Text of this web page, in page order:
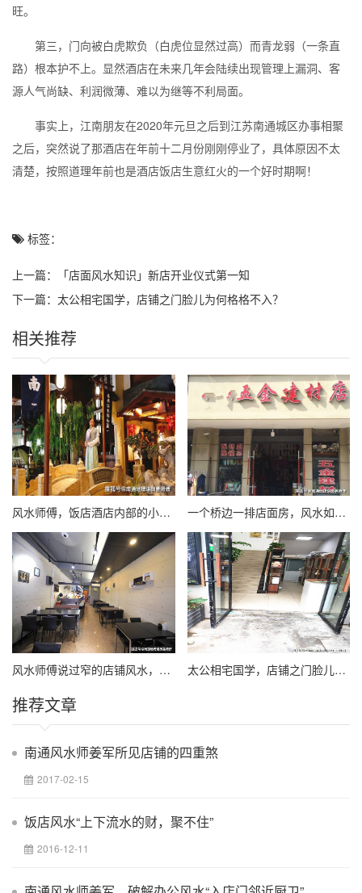
旺。
第三，门向被白虎欺负（白虎位显然过高）而青龙弱（一条直
路）根本护不上。显然酒店在未来几年会陆续出现管理上漏洞、客
源人气尚缺、利润微薄、难以为继等不利局面。
事实上，江南朋友在2020年元旦之后到江苏南通城区办事相聚
之后，突然说了那酒店在年前十二月份刚刚停业了，具体原因不太
清楚，按照道理年前也是酒店饭店生意红火的一个好时期啊！
标签：
上一篇：
「店面风水知识」新店开业仪式第一知
下一篇： 太公相宅国学，店铺之门脸儿为何格格不入？
相关推荐
风水师傅，饭店酒店内部的小桥流水是否旺生意呢 一个桥边一排店面房，风水如何乎？
风水师傅说过窄的店铺风水，为何化解上有实际难度？ 太公相宅国学，店铺之门脸儿为何格格不入？
推荐文章
南通风水师姜军所见店铺的四重煞
2017-02-15
饭店风水“上下流水的财，聚不住”
2016-12-11